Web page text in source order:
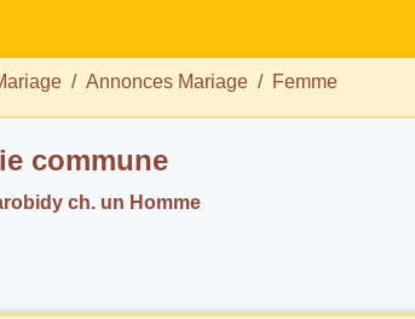
Annonces Mariage Femme
commune
ch. un Homme